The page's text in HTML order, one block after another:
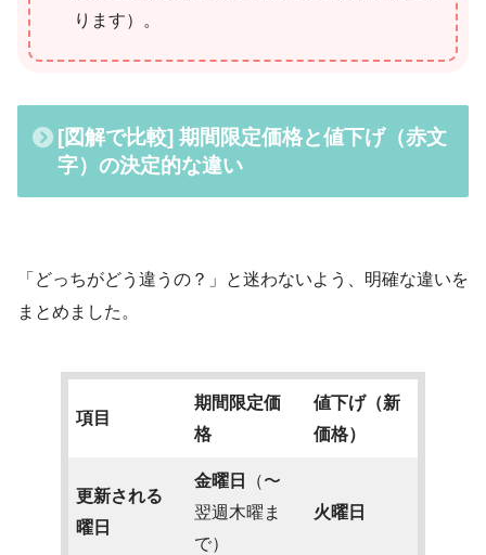
ります）。
[図解で比較] 期間限定価格と値下げ（赤文
字）の決定的な違い
「どっちがどう違うの？」と迷わないよう、明確な違いを
まとめました。
項目
期間限定価
格
値下げ（新
価格）
更新される
曜日
金曜日
（〜
翌週木曜ま
で）
火曜日